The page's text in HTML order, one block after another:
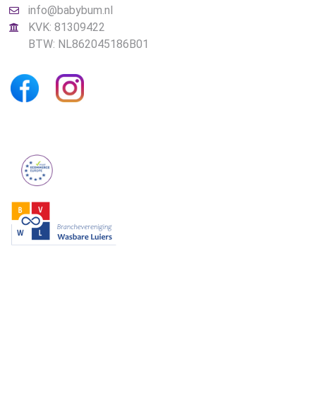
info@babybum.nl
KVK: 81309422
BTW: NL862045186B01